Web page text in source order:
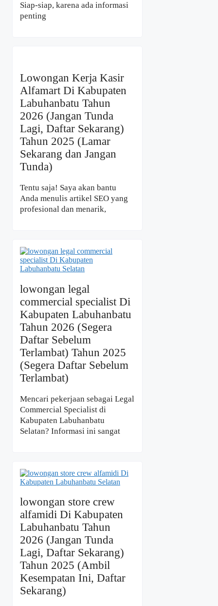
Siap-siap, karena ada informasi
penting
Lowongan Kerja Kasir
Alfamart Di Kabupaten
Labuhanbatu Tahun
2026 (Jangan Tunda
Lagi, Daftar Sekarang)
Tahun 2025 (Lamar
Sekarang dan Jangan
Tunda)
Tentu saja! Saya akan bantu
Anda menulis artikel SEO yang
profesional dan menarik,
lowongan legal
commercial specialist Di
Kabupaten Labuhanbatu
Tahun 2026 (Segera
Daftar Sebelum
Terlambat) Tahun 2025
(Segera Daftar Sebelum
Terlambat)
Mencari pekerjaan sebagai Legal
Commercial Specialist di
Kabupaten Labuhanbatu
Selatan? Informasi ini sangat
lowongan store crew
alfamidi Di Kabupaten
Labuhanbatu Tahun
2026 (Jangan Tunda
Lagi, Daftar Sekarang)
Tahun 2025 (Ambil
Kesempatan Ini, Daftar
Sekarang)